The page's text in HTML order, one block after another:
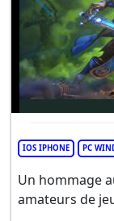
IOS IPHONE PC
Un hommage
amateurs de